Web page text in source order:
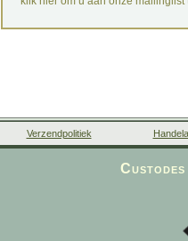
Verzendpolitiek